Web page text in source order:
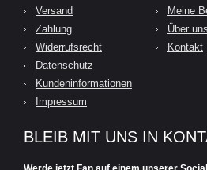
Versand
Zahlung
Widerrufsrecht
Datenschutz
Kundeninformationen
Impressum
Meine
Über uns
Kontakt
BLEIB MIT UNS IN